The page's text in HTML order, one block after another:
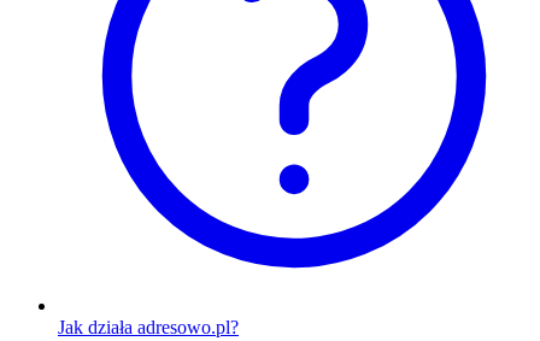
Jak działa adresowo.pl?